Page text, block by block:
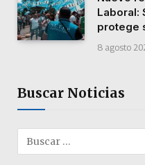
Laboral:
protege
8 agosto
Buscar Noticias